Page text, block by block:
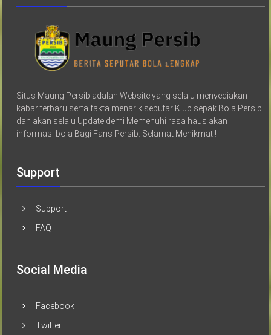
Situs Maung Persib adalah Website yang selalu menyediakan
kabar terbaru serta fakta menarik seputar Klub sepak Bola Persib
dan akan selalu Update demi Memenuhi rasa haus akan
informasi bola Bagi Fans Persib. Selamat Menikmati!
Support
Support
FAQ
Social Media
Facebook
Twitter